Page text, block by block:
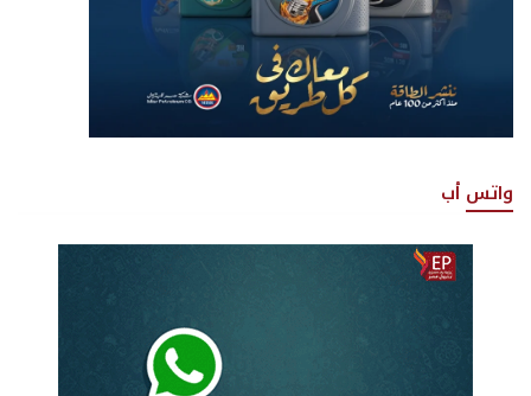
واتس أب